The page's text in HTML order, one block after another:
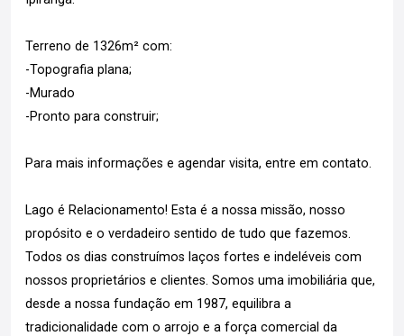
Terreno de 1326m² com:
-Topografia plana;
-Murado
-Pronto para construir;
Para mais informações e agendar visita, entre em contato.
Lago é Relacionamento! Esta é a nossa missão, nosso
propósito e o verdadeiro sentido de tudo que fazemos.
Todos os dias construímos laços fortes e indeléveis com
nossos proprietários e clientes. Somos uma imobiliária que,
desde a nossa fundação em 1987, equilibra a
tradicionalidade com o arrojo e a força comercial da